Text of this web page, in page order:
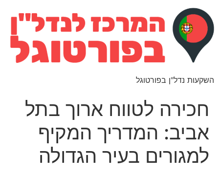
השקעות נדל"ן בפורטוגל
חכירה לטווח ארוך בתל
אביב: המדריך המקיף
למגורים בעיר הגדולה